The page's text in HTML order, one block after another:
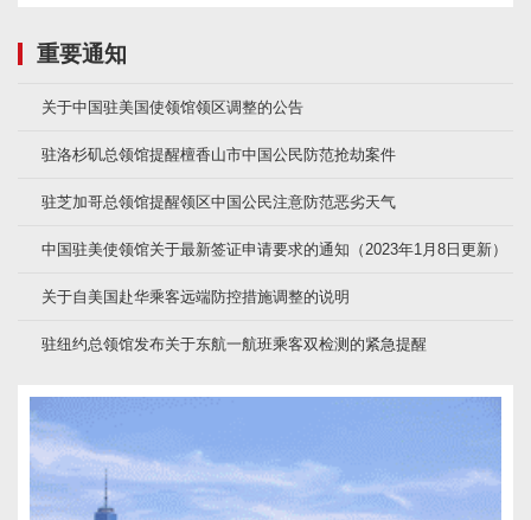
重要通知
关于中国驻美国使领馆领区调整的公告
驻洛杉矶总领馆提醒檀香山市中国公民防范抢劫案件
驻芝加哥总领馆提醒领区中国公民注意防范恶劣天气
中国驻美使领馆关于最新签证申请要求的通知（2023年1月8日更新）
关于自美国赴华乘客远端防控措施调整的说明
驻纽约总领馆发布关于东航一航班乘客双检测的紧急提醒